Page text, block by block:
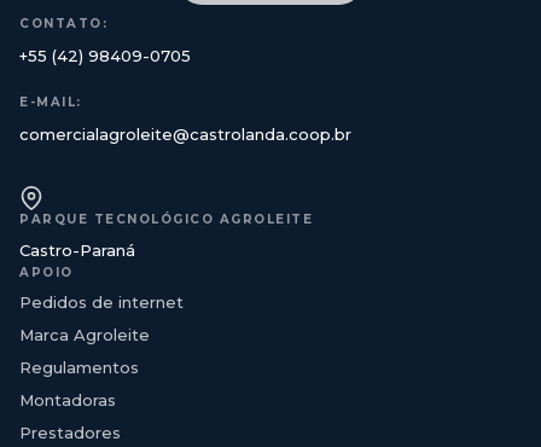
CONTATO:
+55 (42) 98409-0705
E-MAIL:
comercialagroleite@castrolanda.coop.br
PARQUE TECNOLÓGICO AGROLEITE
Castro-Paraná
APOIO
Pedidos de internet
Marca Agroleite
Regulamentos
Montadoras
Prestadores